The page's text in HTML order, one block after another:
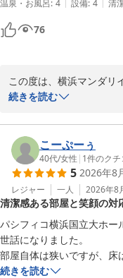
温泉・お風呂: 4 | 設備: 4 | 清
76
この度は、横浜マンダリ
ざいました。
野毛は飲食店が３００店
お客様の気分にあったお
当館は、お客様一人一人
精進して参ります。
お客様のまたのご利用を
横浜マンダリンホテル
フロント
横浜マンダリンホテル
続きを読む
こーぷーぅ
40代/女性 | 1件のクチ
5 2026年8
レジャー 一人 2026年8
清潔感ある部屋と笑顔の対
パシフィコ横浜国立大ホー
世話になりました。
部屋自体は狭いですが、床
トバスも新しく綺麗でした。
続きを読む